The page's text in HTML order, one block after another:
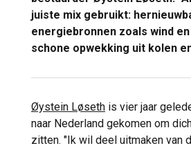
juiste mix gebruikt:
energiebronnen zoals wind
schone opwekking uit kolen
Øystein Løseth is vier jaar
naar Nederland gekomen om
zitten. "Ik wil deel uitmaken van